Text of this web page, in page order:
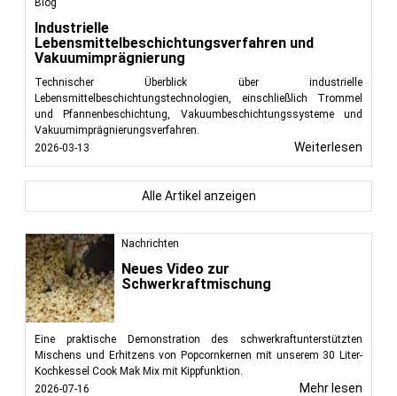
Nachrichten
Neues Video zur
Schwerkraftmischung
Eine praktische Demonstration des schwerkraftunterstützten
Mischens und Erhitzens von Popcornkernen mit unserem 30 Liter-
Kochkessel Cook Mak Mix mit Kippfunktion.
2026-07-16
Mehr lesen
Industrielle
Lebensmittelbeschichtungsverfahren und
Vakuumimprägnierung
Technischer Überblick über industrielle
Lebensmittelbeschichtungstechnologien, einschließlich Trommel
und Pfannenbeschichtung, Vakuumbeschichtungssysteme und
Vakuumimprägnierungsverfahren.
2026-03-13
Weiterlesen
Alle Artikel anzeigen